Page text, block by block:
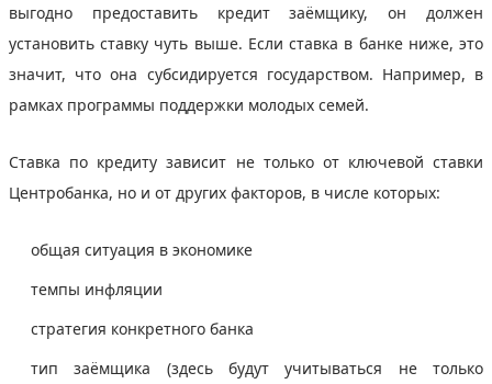
выгодно предоставить кредит заёмщику, он должен
установить ставку чуть выше. Если ставка в банке ниже, это
значит, что она субсидируется государством. Например, в
рамках программы поддержки молодых семей.
Ставка по кредиту зависит не только от ключевой ставки
Центробанка, но и от других факторов, в числе которых:
общая ситуация в экономике
темпы инфляции
стратегия конкретного банка
тип заёмщика (здесь будут учитываться не только